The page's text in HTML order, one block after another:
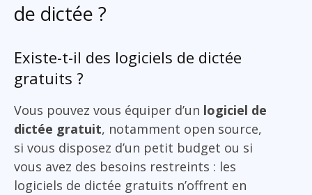
de dictée ?
Existe-t-il des logiciels de dictée
gratuits ?
Vous pouvez vous équiper d’un logiciel de
dictée gratuit, notamment open source,
si vous disposez d’un petit budget ou si
vous avez des besoins restreints : les
logiciels de dictée gratuits n’offrent en